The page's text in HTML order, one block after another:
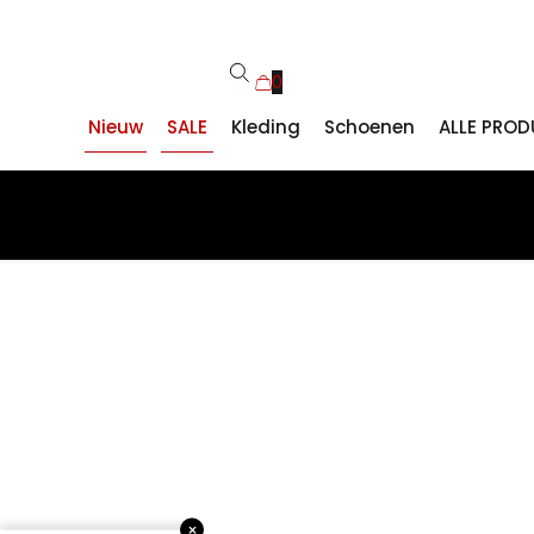
0
Nieuw SALE Kleding Schoenen ALLE
×